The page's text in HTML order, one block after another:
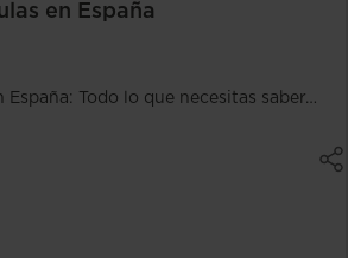
en España
Todo lo que necesitas saber…